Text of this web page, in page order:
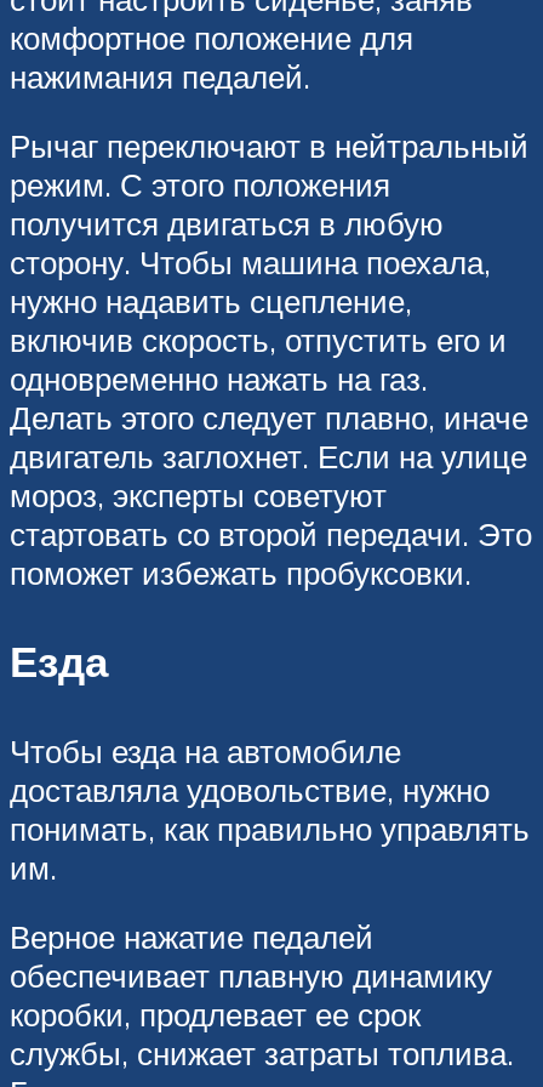
комфортное положение для
нажимания педалей.
Рычаг переключают в нейтральный
режим. С этого положения
получится двигаться в любую
сторону. Чтобы машина поехала,
нужно надавить сцепление,
включив скорость, отпустить его и
одновременно нажать на газ.
Делать этого следует плавно, иначе
двигатель заглохнет. Если на улице
мороз, эксперты советуют
стартовать со второй передачи. Это
поможет избежать пробуксовки.
Езда
Чтобы езда на автомобиле
доставляла удовольствие, нужно
понимать, как правильно управлять
им.
Верное нажатие педалей
обеспечивает плавную динамику
коробки, продлевает ее срок
службы, снижает затраты топлива.